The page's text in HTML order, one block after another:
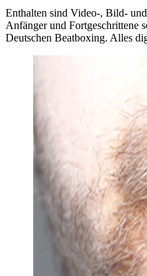
Enthalten sind Video-, Bild-
Anfänger und Fortgeschrittene
Deutschen Beatboxing. Alles